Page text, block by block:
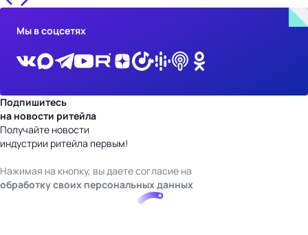
Мы в соцсетях
Подпишитесь
на новости ритейла
Получайте новости
индустрии ритейла первым!
Нажимая на кнопку, вы даете согласие на
обработку своих персональных данных